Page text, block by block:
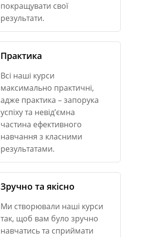
покращувати свої
результати.
Практика
Всі наші курси
максимально практичні,
адже практика – запорука
успіху та невід’ємна
частина ефективного
навчання з класними
результатами.
Зручно та якісно
Ми створювали наші курси
так, щоб вам було зручно
навчатись та сприймати